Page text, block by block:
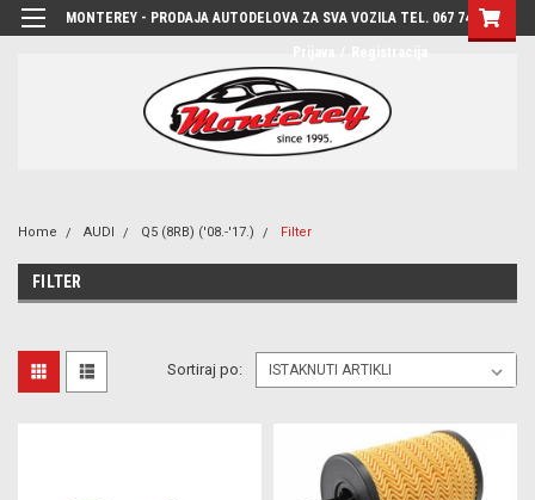
MONTEREY - PRODAJA AUTODELOVA ZA SVA VOZILA TEL. 067 7444-780
Home AUDI Q5 (8RB) ('08.-'17.) Filter
FILTER
Sortiraj po: